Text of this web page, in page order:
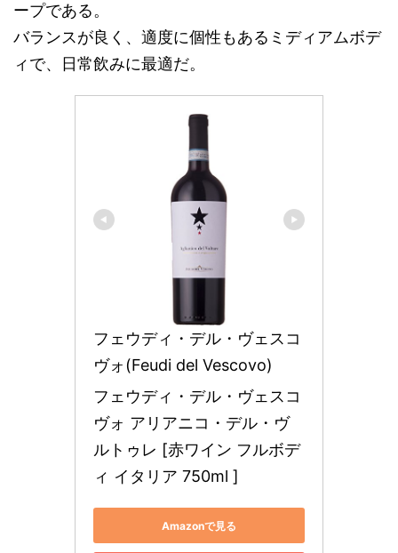
ープである。
バランスが良く、適度に個性もあるミディアムボデ
ィで、日常飲みに最適だ。
フェウディ・デル・ヴェスコ
ヴォ(Feudi del Vescovo)
フェウディ・デル・ヴェスコ
ヴォ アリアニコ・デル・ヴ
ルトゥレ [赤ワイン フルボデ
ィ イタリア 750ml ]
Amazonで見る